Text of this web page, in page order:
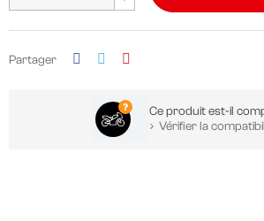
Partager
Ce produit est-il
Vérifier la